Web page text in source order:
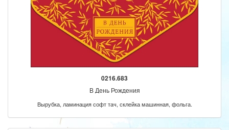
0216.683
В День Рождения
Вырубка, ламинация софт тач, склейка машинная, фольга.